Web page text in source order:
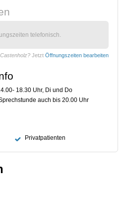
telefonisch.
Jetzt Öffnungszeiten bearbeiten
18.30 Uhr, Di und Do
auch bis 20.00 Uhr
Privatpatienten